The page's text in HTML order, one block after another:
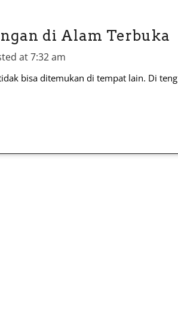
di Alam Terbuka
at7:32 am
bisa ditemukan di tempat lain. Di teng